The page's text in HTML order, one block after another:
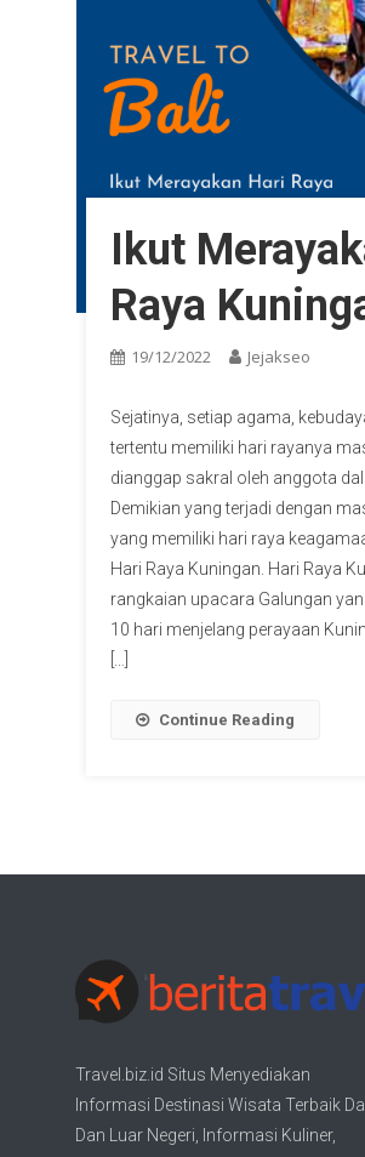
Ikut
Raya
19/12/2022 Jejakseo
Sejatinya, setiap agama,
tertentu memiliki hari rayanya
dianggap sakral oleh anggota
Demikian yang terjadi dengan
yang memiliki hari raya
Hari Raya Kuningan. Hari Raya
rangkaian upacara Galungan
10 hari menjelang perayaan
[…]
Continue Reading
Travel.biz.id Situs Menyediakan
Informasi Destinasi Wisata Terbaik
Dan Luar Negeri, Informasi Kuliner,